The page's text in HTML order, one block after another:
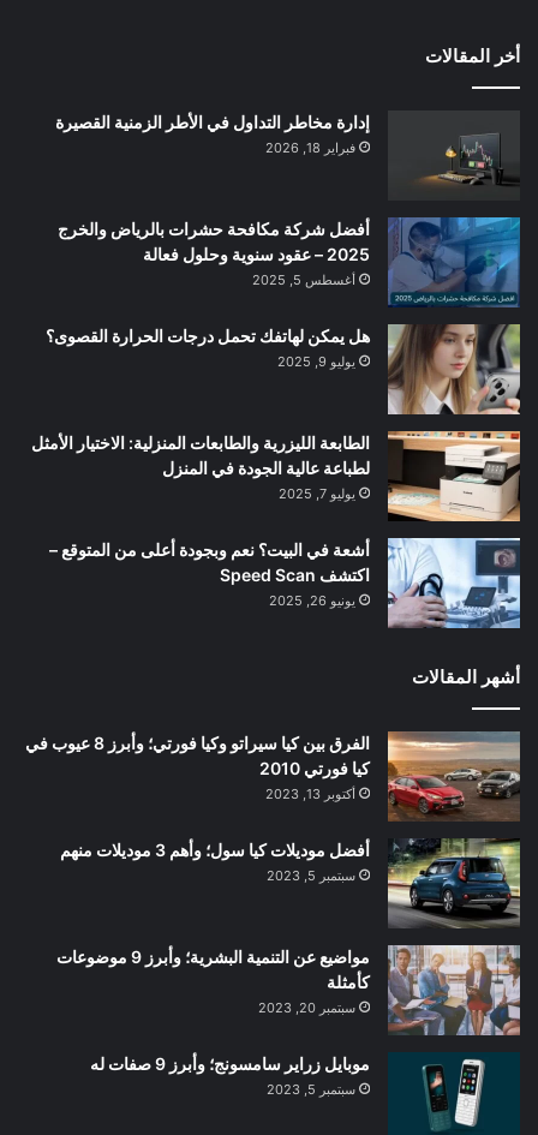
أخر المقالات
إدارة مخاطر التداول في الأطر الزمنية القصيرة
فبراير 18, 2026
أفضل شركة مكافحة حشرات بالرياض والخرج
2025 – عقود سنوية وحلول فعالة
أغسطس 5, 2025
هل يمكن لهاتفك تحمل درجات الحرارة القصوى؟
يوليو 9, 2025
الطابعة الليزرية والطابعات المنزلية: الاختيار الأمثل
لطباعة عالية الجودة في المنزل
يوليو 7, 2025
أشعة في البيت؟ نعم وبجودة أعلى من المتوقع –
اكتشف Speed Scan
يونيو 26, 2025
أشهر المقالات
الفرق بين كيا سيراتو وكيا فورتي؛ وأبرز 8 عيوب في
كيا فورتي 2010
أكتوبر 13, 2023
أفضل موديلات كيا سول؛ وأهم 3 موديلات منهم
سبتمبر 5, 2023
مواضيع عن التنمية البشرية؛ وأبرز 9 موضوعات
كأمثلة
سبتمبر 20, 2023
موبايل زراير سامسونج؛ وأبرز 9 صفات له
سبتمبر 5, 2023